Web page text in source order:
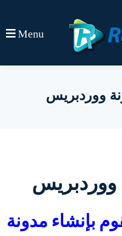
Menu
ووردبريس
ووردبريس
بإنشاء مدونة